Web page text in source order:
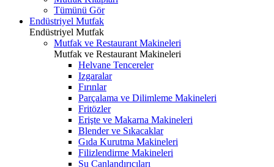
Tümünü Gör
Endüstriyel Mutfak
Endüstriyel Mutfak
Mutfak ve Restaurant Makineleri
Mutfak ve Restaurant Makineleri
Helvane Tencereler
Izgaralar
Fırınlar
Parçalama ve Dilimleme Makineleri
Fritözler
Erişte ve Makarna Makineleri
Blender ve Sıkacaklar
Gıda Kurutma Makineleri
Filizlendirme Makineleri
Su Canlandırıcıları